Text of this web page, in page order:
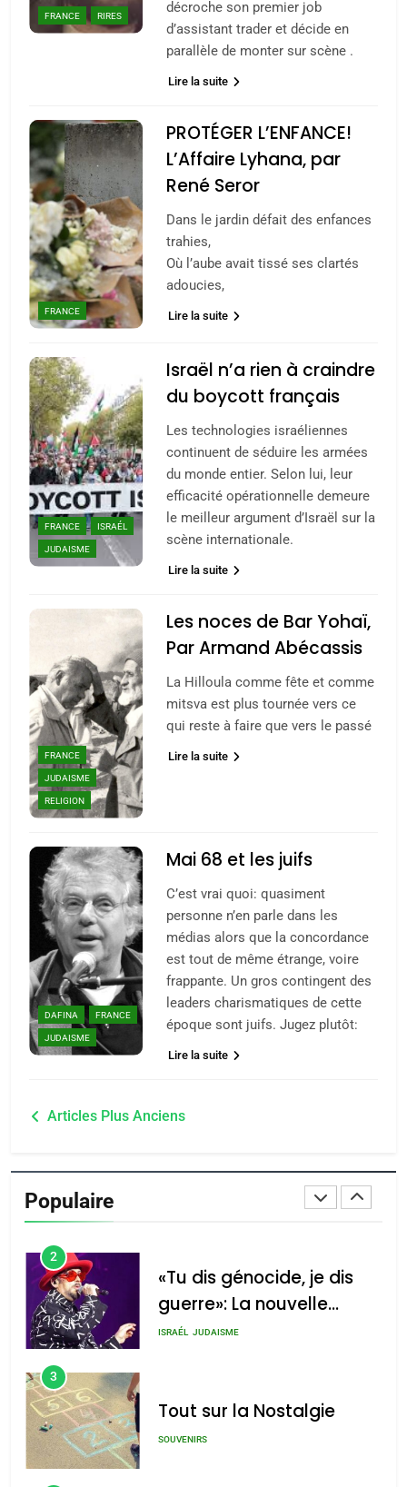
FRANCE RIRES
décroche son premier job
d’assistant trader et décide en
parallèle de monter sur scène .
Lire la suite
FRANCE
PROTÉGER L’ENFANCE!
L’Affaire Lyhana, par
René Seror
Dans le jardin défait des enfances
trahies,
Où l’aube avait tissé ses clartés
adoucies,
Lire la suite
FRANCE
ISRAÉL
JUDAISME
Israël n’a rien à craindre
du boycott français
Les technologies israéliennes
continuent de séduire les armées
du monde entier. Selon lui, leur
efficacité opérationnelle demeure
le meilleur argument d’Israël sur la
scène internationale.
Lire la suite
FRANCE
JUDAISME
RELIGION
Les noces de Bar Yohaï,
Par Armand Abécassis
La Hilloula comme fête et comme
mitsva est plus tournée vers ce
qui reste à faire que vers le passé
Lire la suite
DAFINA
FRANCE
JUDAISME
Mai 68 et les juifs
C’est vrai quoi: quasiment
personne n’en parle dans les
médias alors que la concordance
est tout de même étrange, voire
frappante. Un gros contingent des
leaders charismatiques de cette
époque sont juifs. Jugez plutôt:
Lire la suite
Navigation
articles
Articles Plus Anciens
Populaire
2025, l’année la plus
meurtrière selon le
rapport d’ADL contre
l’antisémitisme
FRANCE ISRAÉL
6
MA JUDAÏTE par Thérèse
ISRAÉL JUDAISME
7
CE QUI NOUS MANQUE –
Jacques Hadida
JUDAISME
8
Maroc : Les amandes de
Tafraout, le miel de Tadla
du terroir
2
«Tu dis génocide, je dis
guerre»: La nouvelle
chanson de Boy George
ISRAÉL JUDAISME
3
Tout sur la Nostalgie
SOUVENIRS